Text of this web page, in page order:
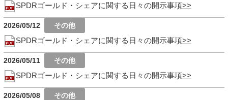
SPDRゴールド・シェアに関する日々の開示事項
2026/05/12
SPDRゴールド・シェアに関する日々の開示事項
2026/05/11
SPDRゴールド・シェアに関する日々の開示事項
2026/05/08